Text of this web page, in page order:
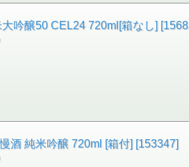
吟醸50 CEL24 720ml[箱なし]
酒 純米吟醸 720ml [箱付] [153347]